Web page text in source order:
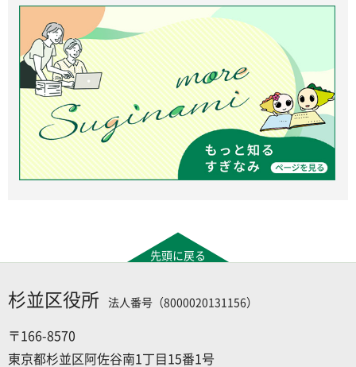
先頭に戻る
杉並区役所 法人番号（8000020131156）
〒166-8570
東京都杉並区阿佐谷南1丁目15番1号